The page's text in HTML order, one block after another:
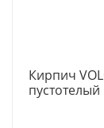
Кирпич